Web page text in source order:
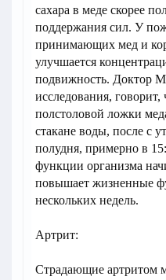
сахара в меде скорее
поддержания сил. У
принимающих мед и
улучшается
подвижность. Доктор
исследования,
полстоловой ложки
стакане воды, после с
полудня, примерно в
функции организма
повышает жизненные
нескольких недель.
Артрит:
Страдающие артритом